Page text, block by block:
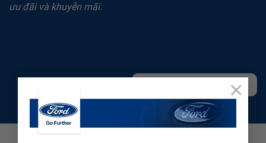
×
ưu đãi và khuyễn mãi.
HOTLINE: 0983588083